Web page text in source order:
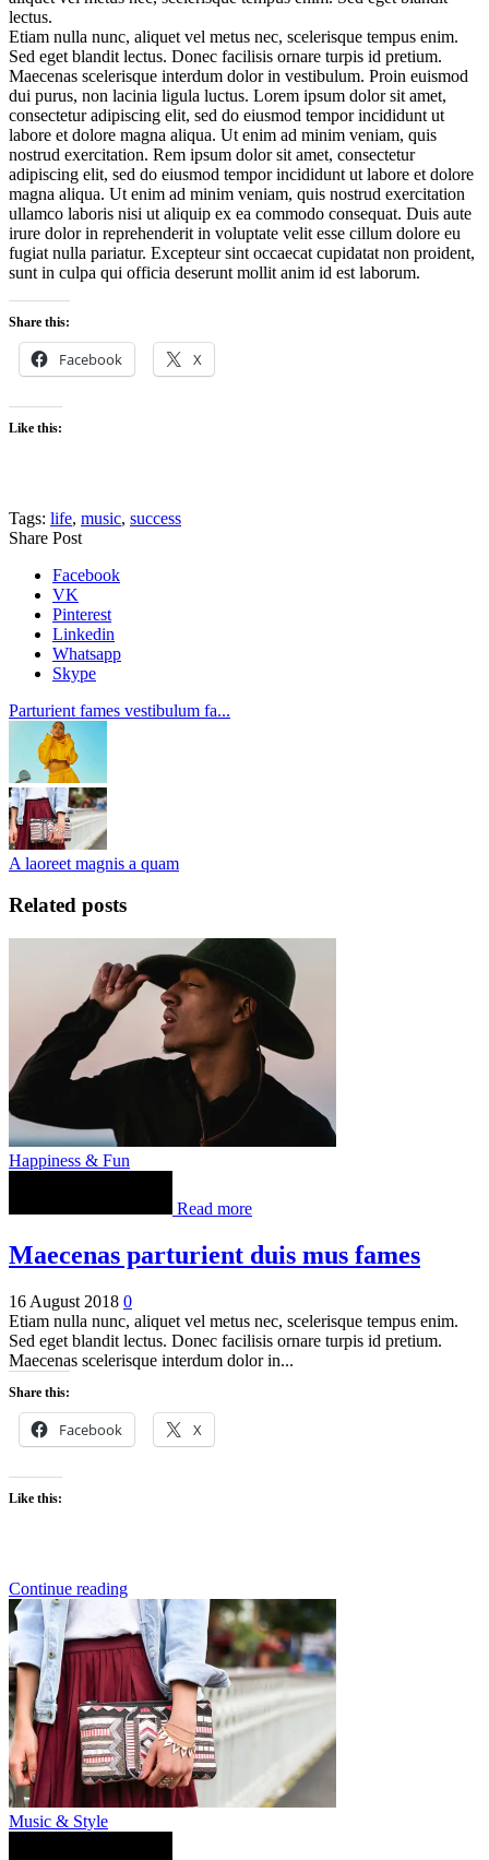
lectus.
Etiam nulla nunc, aliquet vel metus nec, scelerisque tempus enim.
Sed eget blandit lectus. Donec facilisis ornare turpis id pretium.
Maecenas scelerisque interdum dolor in vestibulum. Proin euismod
dui purus, non lacinia ligula luctus. Lorem ipsum dolor sit amet,
consectetur adipiscing elit, sed do eiusmod tempor incididunt ut
labore et dolore magna aliqua. Ut enim ad minim veniam, quis
nostrud exercitation. Rem ipsum dolor sit amet, consectetur
adipiscing elit, sed do eiusmod tempor incididunt ut labore et dolore
magna aliqua. Ut enim ad minim veniam, quis nostrud exercitation
ullamco laboris nisi ut aliquip ex ea commodo consequat. Duis aute
irure dolor in reprehenderit in voluptate velit esse cillum dolore eu
fugiat nulla pariatur. Excepteur sint occaecat cupidatat non proident,
sunt in culpa qui officia deserunt mollit anim id est laborum.
Share this:
Facebook X
Like this:
Tags: life, music, success
Share Post
Facebook
VK
Pinterest
Linkedin
Whatsapp
Skype
Parturient fames vestibulum fa...
A laoreet magnis a quam
Related posts
Happiness & Fun
Read more
Maecenas parturient duis mus fames
16 August 2018 0
Etiam nulla nunc, aliquet vel metus nec, scelerisque tempus enim.
Sed eget blandit lectus. Donec facilisis ornare turpis id pretium.
Maecenas scelerisque interdum dolor in...
Share this:
Facebook X
Like this:
Continue reading
Music & Style